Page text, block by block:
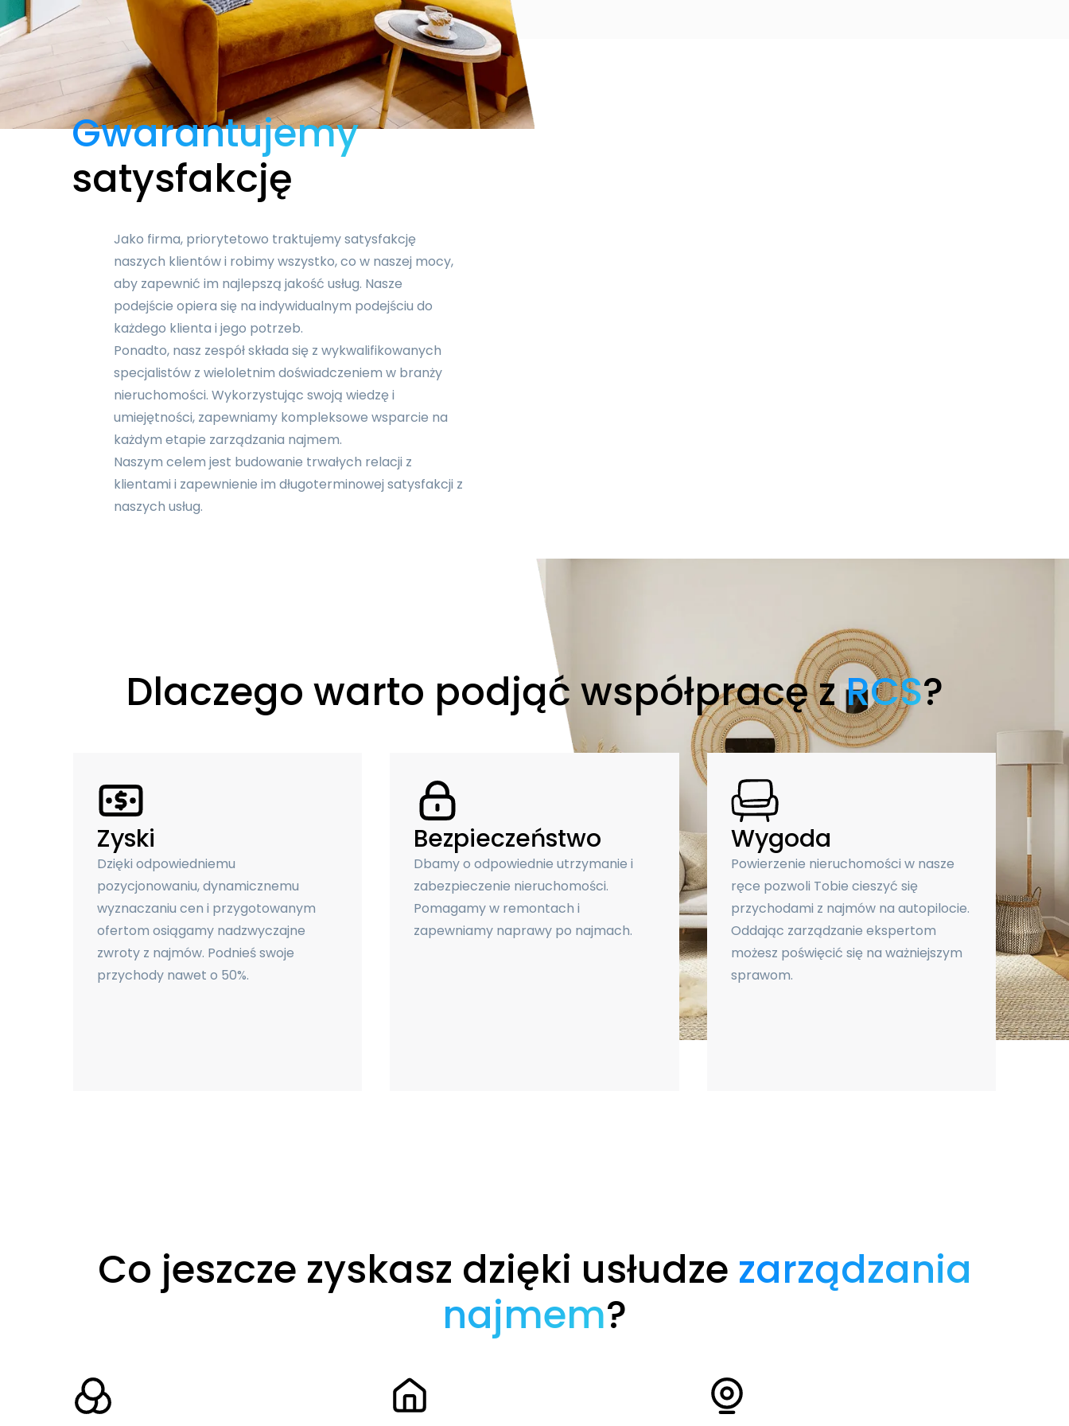
Gwarantujemy
satysfakcję
Jako firma, priorytetowo traktujemy satysfakcję
naszych klientów i robimy wszystko, co w naszej mocy,
aby zapewnić im najlepszą jakość usług. Nasze
podejście opiera się na indywidualnym podejściu do
każdego klienta i jego potrzeb.
Ponadto, nasz zespół składa się z wykwalifikowanych
specjalistów z wieloletnim doświadczeniem w branży
nieruchomości. Wykorzystując swoją wiedzę i
umiejętności, zapewniamy kompleksowe wsparcie na
każdym etapie zarządzania najmem.
Naszym celem jest budowanie trwałych relacji z
klientami i zapewnienie im długoterminowej satysfakcji z
naszych usług.
Dlaczego warto podjąć współpracę zRCS?
Zyski
Dzięki odpowiedniemu
pozycjonowaniu, dynamicznemu
wyznaczaniu cen i przygotowanym
ofertom osiągamy nadzwyczajne
zwroty z najmów. Podnieś swoje
przychody nawet o 50%.
Bezpieczeństwo
Dbamy o odpowiednie utrzymanie i
zabezpieczenie nieruchomości.
Pomagamy w remontach i
zapewniamy naprawy po najmach.
Wygoda
Powierzenie nieruchomości w nasze
ręce pozwoli Tobie cieszyć się
przychodami z najmów na autopilocie.
Oddając zarządzanie ekspertom
możesz poświęcić się na ważniejszym
sprawom.
Co jeszcze zyskasz dzięki usłudze zarządzania
najmem?